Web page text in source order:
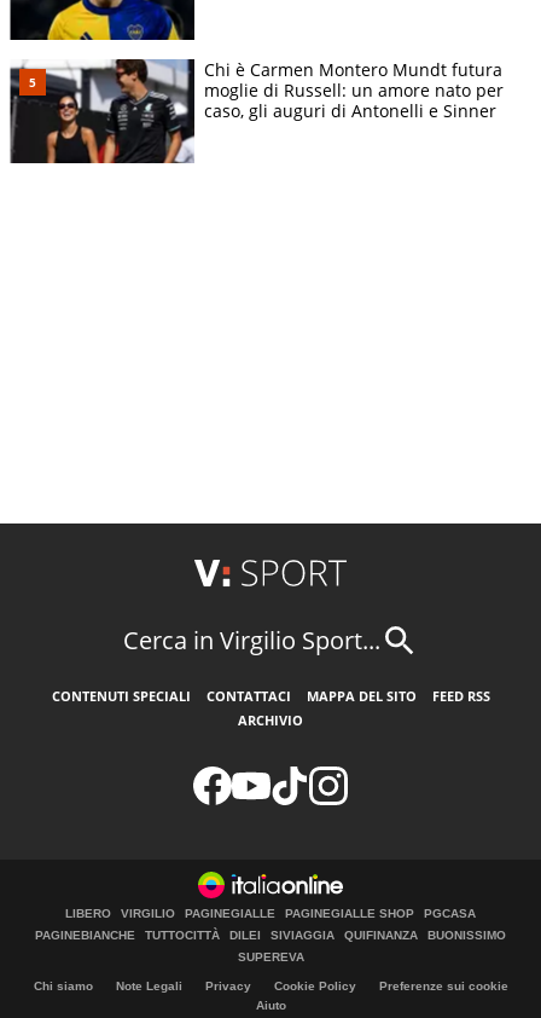
Chi è Carmen Montero Mundt futura
moglie di Russell: un amore nato per
caso, gli auguri di Antonelli e Sinner
Cerca in Virgilio Sport...
CONTENUTI SPECIALI CONTATTACI MAPPA DEL SITO
FEED RSS
ARCHIVIO
LIBERO VIRGILIO PAGINEGIALLE PAGINEGIALLE SHOP
PGCASA
PAGINEBIANCHE
TUTTOCITTÀ DILEI SIVIAGGIA QUIFINANZA
BUONISSIMO
SUPEREVA
Chi siamo Note Legali Privacy Cookie Policy
Preferenze sui cookie
Aiuto